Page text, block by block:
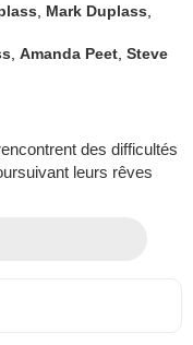
Mark Duplass
,Amanda Peet ,Steve
des difficultés
leurs rêves